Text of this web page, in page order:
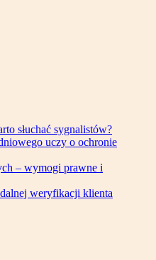
słuchać sygnalistów?
uczy o ochronie
– wymogi prawne i
weryfikacji klienta